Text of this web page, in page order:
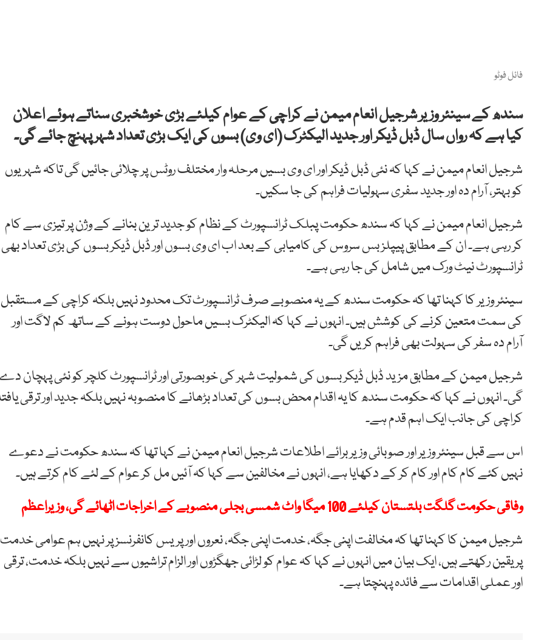
فائل فوٹو
سندھ کے سینئر وزیر شرجیل انعام میمن نے کراچی کے عوام کیلئے بڑی خوشخبری سناتے ہوئے اعلان
کیا ہے کہ رواں سال ڈبل ڈیکر اور جدید الیکٹرک (ای وی) بسوں کی ایک بڑی تعداد شہر پہنچ جائے گی۔
شرجیل انعام میمن نے کہا کہ نئی ڈبل ڈیکر اور ای وی بسیں مرحلہ وار مختلف روٹس پر چلائی جائیں گی تاکہ شہریوں
کو بہتر، آرام دہ اور جدید سفری سہولیات فراہم کی جا سکیں۔
شرجیل انعام میمن نے کہا کہ سندھ حکومت پبلک ٹرانسپورٹ کے نظام کو جدید ترین بنانے کے وژن پر تیزی سے کام
کر رہی ہے۔ ان کے مطابق پیپلز بس سروس کی کامیابی کے بعد اب ای وی بسوں اور ڈبل ڈیکر بسوں کی بڑی تعداد بھی
ٹرانسپورٹ نیٹ ورک میں شامل کی جا رہی ہے۔
سینئر وزیر کا کہنا تھا کہ حکومت سندھ کے یہ منصوبے صرف ٹرانسپورٹ تک محدود نہیں بلکہ کراچی کے مستقبل
کی سمت متعین کرنے کی کوشش ہیں۔ انہوں نے کہا کہ الیکٹرک بسیں ماحول دوست ہونے کے ساتھ کم لاگت اور
آرام دہ سفر کی سہولت بھی فراہم کریں گی۔
شرجیل میمن کے مطابق مزید ڈبل ڈیکر بسوں کی شمولیت شہر کی خوبصورتی اور ٹرانسپورٹ کلچر کو نئی پہچان
گی۔ انہوں نے کہا کہ حکومت سندھ کا یہ اقدام محض بسوں کی تعداد بڑھانے کا منصوبہ نہیں بلکہ جدید اور ترقی
کراچی کی جانب ایک اہم قدم ہے۔
اس سے قبل سینئر وزیر اور صوبائی وزیر برائے اطلاعات شرجیل انعام میمن نے کہا تھا کہ سندھ حکومت نے دعوے
نہیں کئے کام کام اور کام کر کے دکھایا ہے، انہوں نے مخالفین سے کہا کہ آئیں مل کر عوام کے لئے کام کرتے ہیں۔
وفاقی حکومت گلگت بلتستان کیلئے 100 میگا واٹ شمسی بجلی منصوبے کے اخراجات اٹھائے گی، وزیراعظم
شرجیل میمن کا کہنا تھا کہ مخالفت اپنی جگہ، خدمت اپنی جگہ، نعروں اور پریس کانفرنسز پر نہیں ہم عوامی خدمت
پر یقین رکھتے ہیں، ایک بیان میں انہوں نے کہا کہ عوام کو لڑائی جھگڑوں اور الزام تراشیوں سے نہیں بلکہ خدمت، ترقی
اور عملی اقدامات سے فائدہ پہنچتا ہے۔